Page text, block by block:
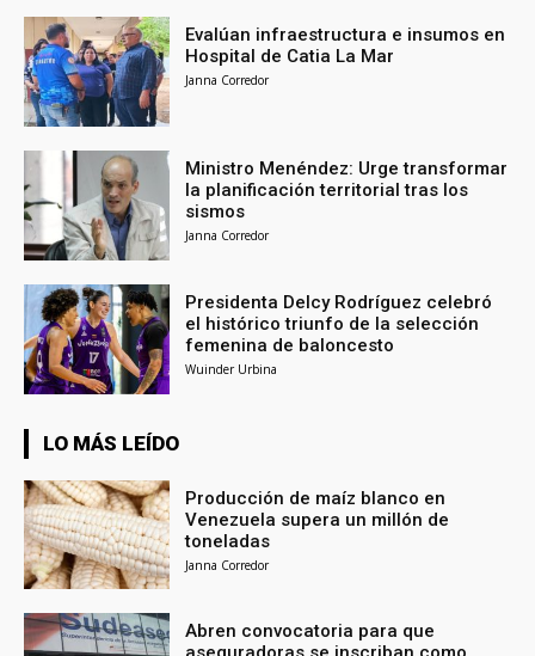
Evalúan infraestructura e insumos en
Hospital de Catia La Mar
Janna Corredor
Ministro Menéndez: Urge transformar
la planificación territorial tras los
sismos
Janna Corredor
Presidenta Delcy Rodríguez celebró
el histórico triunfo de la selección
femenina de baloncesto
Wuinder Urbina
LO MÁS LEÍDO
Producción de maíz blanco en
Venezuela supera un millón de
toneladas
Janna Corredor
Abren convocatoria para que